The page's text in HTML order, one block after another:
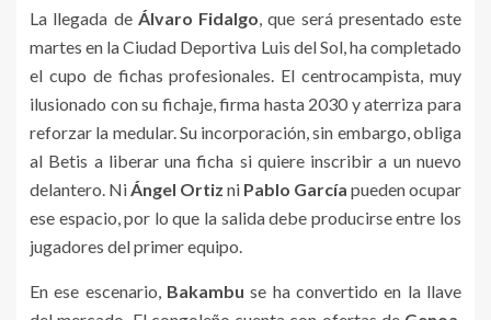
La llegada de Álvaro Fidalgo, que será presentado este
martes en la Ciudad Deportiva Luis del Sol, ha completado
el cupo de fichas profesionales. El centrocampista, muy
ilusionado con su fichaje, firma hasta 2030 y aterriza para
reforzar la medular. Su incorporación, sin embargo, obliga
al Betis a liberar una ficha si quiere inscribir a un nuevo
delantero. NiÁngel Ortiz ni Pablo García pueden ocupar
ese espacio, por lo que la salida debe producirse entre los
jugadores del primer equipo.
En ese escenario, Bakambu se ha convertido en la llave